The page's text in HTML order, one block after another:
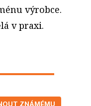
výrobce.
v praxi.
ZNÁMÉMU